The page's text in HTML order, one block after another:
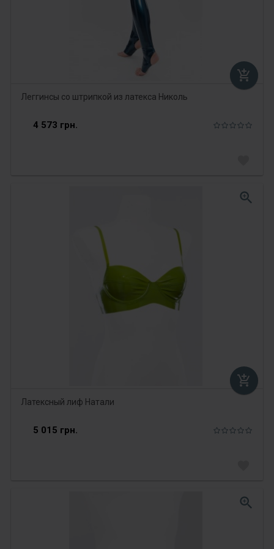
Леггинсы со штрипкой из латекса Николь
4 573 грн.
add_shopping_cart
Латексный лиф Натали
5 015 грн.
add_shopping_cart
zoom_in
zoom_in